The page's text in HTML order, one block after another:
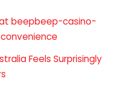
beepbeep-casino-
Feels Surprisingly